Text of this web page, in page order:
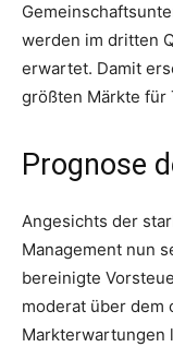
werden im dritten
erwartet. Damit
größten Märkte für
Prognose
Angesichts der
Management nun
bereinigte
moderat über dem
Markterwartungen